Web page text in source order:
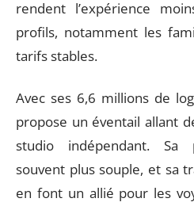
rendent l’expérience
profils, notamment les
tarifs stables.
Avec ses 6,6 millions de
propose un éventail allant
studio indépendant. Sa
souvent plus souple, et sa
en font un allié pour les